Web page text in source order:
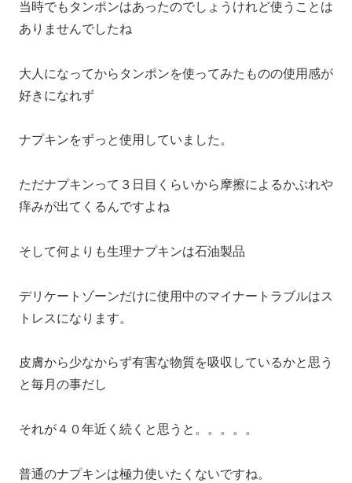
当時でもタンポンはあったのでしょうけれど使うことは
ありませんでしたね
大人になってからタンポンを使ってみたものの使用感が
好きになれず
ナプキンをずっと使用していました。
ただナプキンって３日目くらいから摩擦によるかぶれや
痒みが出てくるんですよね
そして何よりも生理ナプキンは石油製品
デリケートゾーンだけに使用中のマイナートラブルはス
トレスになります。
皮膚から少なからず有害な物質を吸収しているかと思う
と毎月の事だし
それが４０年近く続くと思うと。。。。。
普通のナプキンは極力使いたくないですね。